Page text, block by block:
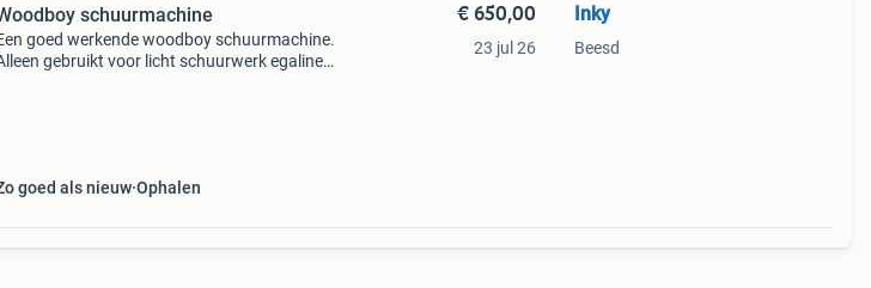
schuurmachine
goed werkende woodboy schuurmachine.
gebruikt voor licht schuurwerk egaline
goed als nieuw Ophalen
€ 650,00
23 jul 26
Inky
Beesd